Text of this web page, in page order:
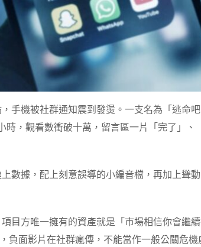
手機被社群通知震到發燙。一支名為「逃命
，觀看數衝破十萬，留言區一片「完了」
據，配上刻意誤導的小編音檔，再加上聳
目方唯一擁有的資產就是「市場相信你會繼
負面影片在社群瘋傳，不能當作一般公關危